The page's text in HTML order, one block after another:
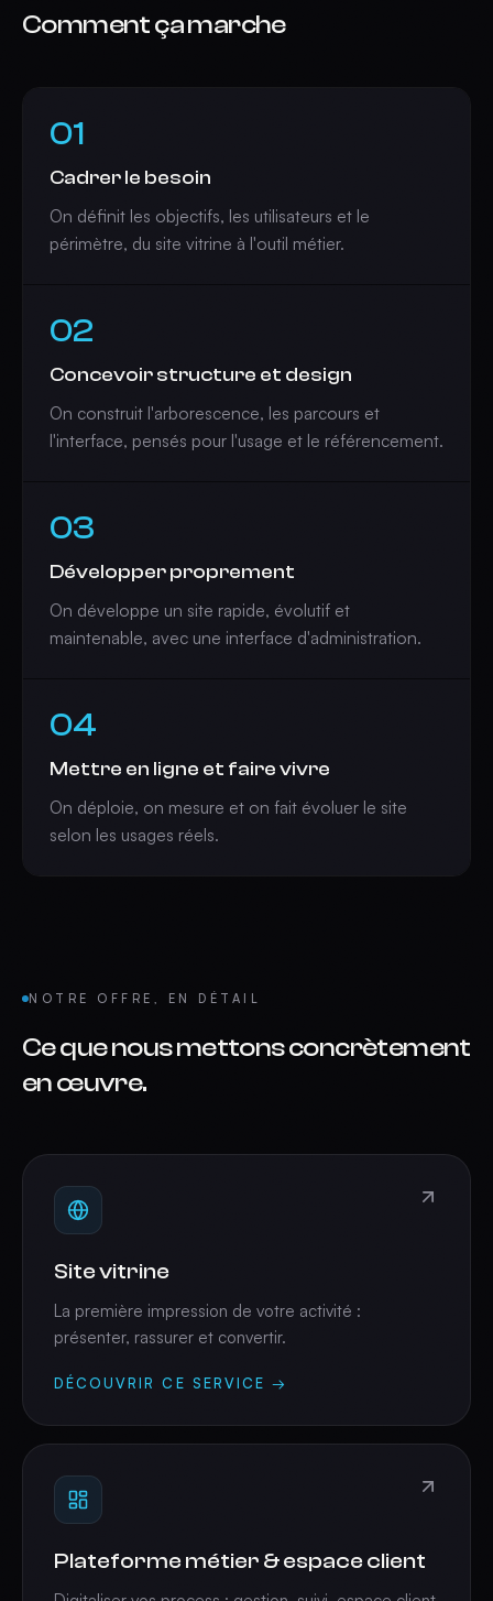
Comment ça marche
01
Cadrer le besoin
On définit les objectifs, les utilisateurs et le
périmètre, du site vitrine à l'outil métier.
02
Concevoir structure et design
On construit l'arborescence, les parcours et
l'interface, pensés pour l'usage et le référencement.
03
Développer proprement
On développe un site rapide, évolutif et
maintenable, avec une interface d'administration.
04
Mettre en ligne et faire vivre
On déploie, on mesure et on fait évoluer le site
selon les usages réels.
NOTRE OFFRE, EN DÉTAIL
Ce que nous mettons concrètement
en œuvre.
Site vitrine
La première impression de votre activité :
présenter, rassurer et convertir.
DÉCOUVRIR CE SERVICE →
Plateforme métier & espace client